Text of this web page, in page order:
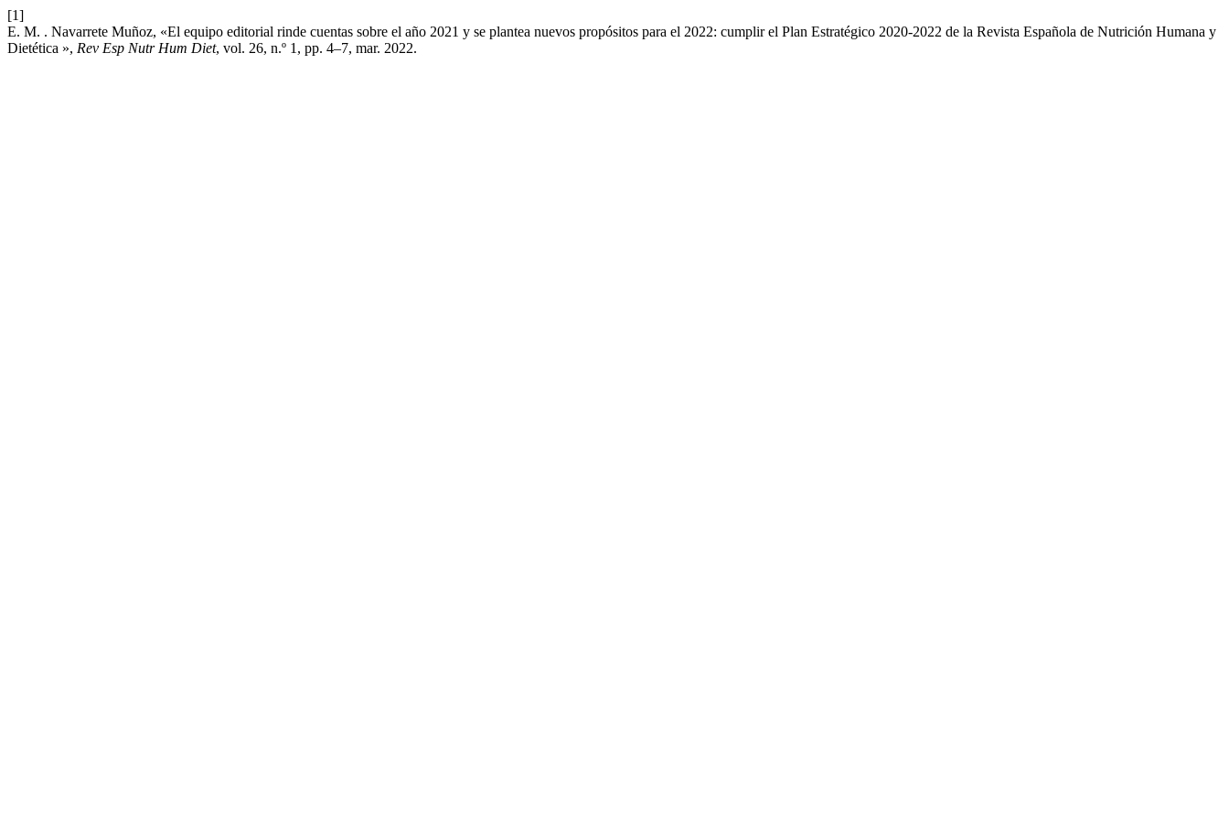
[1]
E. M. . Navarrete Muñoz, «El equipo editorial rinde cuentas sobre el año 2021 y se plantea nuevos propósitos para el 2022: cumplir el Plan Estratégico 2020-2022 de la Revista Española de Nutrición Humana y
Dietética », Rev Esp Nutr Hum Diet, vol. 26, n.º 1, pp. 4–7, mar. 2022.